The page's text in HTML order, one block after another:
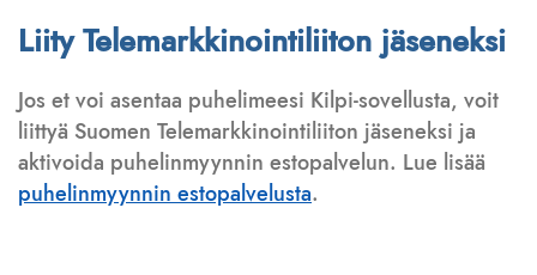
Liity Telemarkkinointiliiton jäseneksi
Jos et voi asentaa puhelimeesi Kilpi-sovellusta, voit
liittyä Suomen Telemarkkinointiliiton jäseneksi ja
aktivoida puhelinmyynnin estopalvelun. Lue lisää
puhelinmyynnin estopalvelusta.